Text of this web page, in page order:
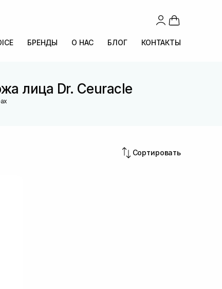
БРЕНДЫ О НАС БЛОГ КОНТАКТЫ
лица Dr. Ceuracle
Сортировать